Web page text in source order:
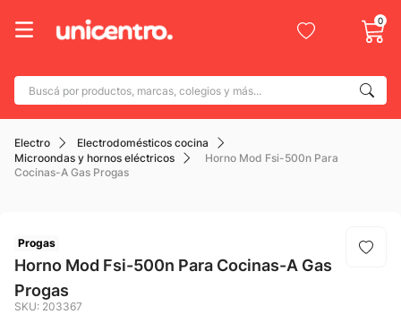
0
Buscá por productos, marcas, colegios y más...
Electro
Electrodomésticos cocina
Microondas y hornos eléctricos
Horno Mod Fsi-500n Para
Cocinas-A Gas Progas
Progas
Horno Mod Fsi-500n Para Cocinas-A Gas
Progas
SKU: 203367
Términos más buscados
1. adidas
2. champion
4.
5. botin
6. mochila